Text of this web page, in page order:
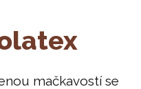
mačkavostí se